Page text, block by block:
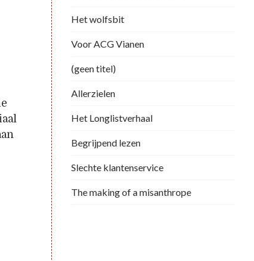
Het wolfsbit
Voor ACG Vianen
(geen titel)
Allerzielen
Het Longlistverhaal
Begrijpend lezen
Slechte klantenservice
The making of a misanthrope